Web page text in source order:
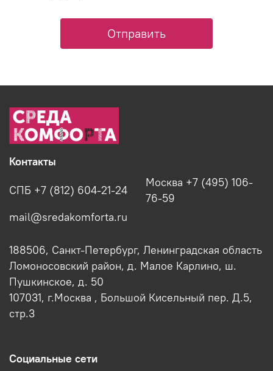
Отправить
Контакты
СПБ +7 (812) 604-21-24
Москва +7 (495) 106-
76-59
mail@sredakomforta.ru
188506, Санкт-Петербург, Ленинградская область
Ломоносовский район, д. Малое Карлино, ш.
Пушкинское, д. 50
107031, г.Москва , Большой Кисельный пер. Д.5,
стр.3
Социальные сети